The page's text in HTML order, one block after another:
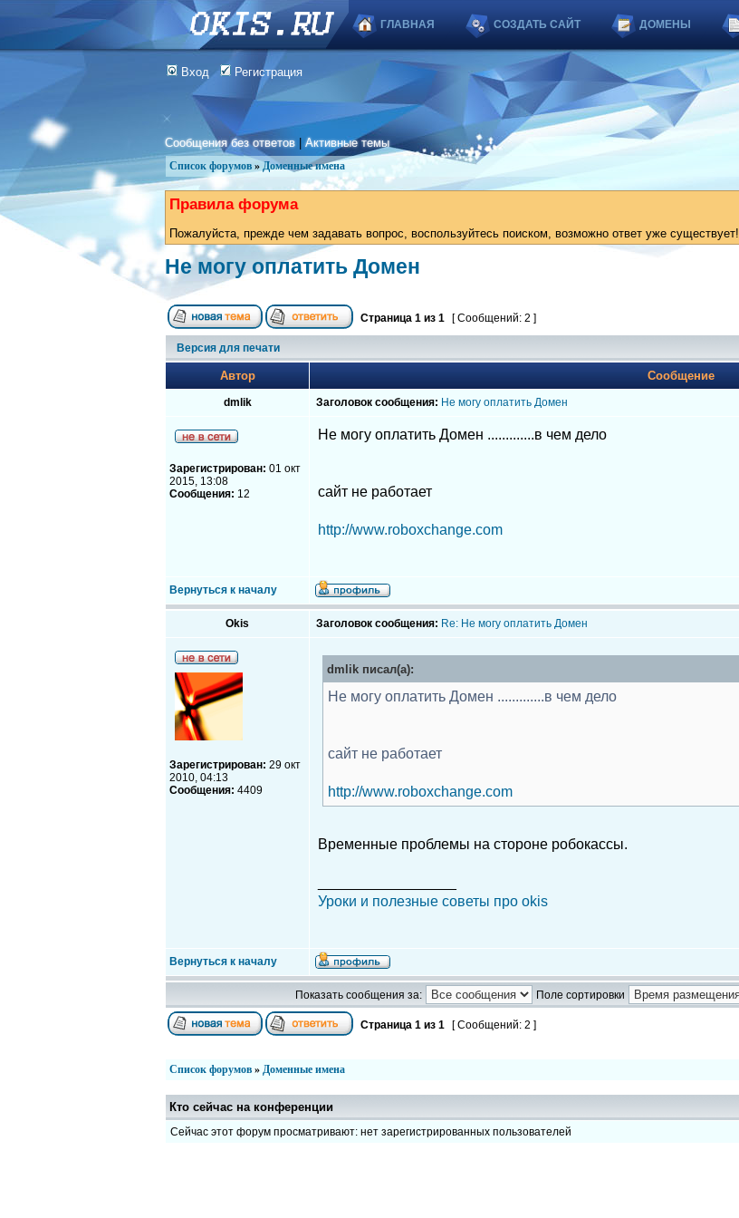
ГЛАВНАЯ СОЗДАТЬ САЙТ ДОМЕНЫ
Вход Регистрация
Сообщения без ответов |Активные темы
Список форумов » Доменные имена
Правила форума
Пожалуйста, прежде чем задавать вопрос, воспользуйтесь поиском, возможно ответ уже существует!
Не могу оплатить Домен
Страница 1 из 1 [ Сообщений: 2 ]
Версия для печати
Автор Сообщение
dmlik Заголовок сообщения: Не могу оплатить Домен
Зарегистрирован: 01 окт
2015, 13:08
Сообщения: 12
Не могу оплатить Домен .............в чем дело
сайт не работает
http://www.roboxchange.com
Вернуться к началу
Okis Заголовок сообщения: Re: Не могу оплатить Домен
Зарегистрирован: 29 окт
2010, 04:13
Сообщения: 4409
dmlik писал(а):
Не могу оплатить Домен .............в чем дело
сайт не работает
http://www.roboxchange.com
Временные проблемы на стороне робокассы.
Уроки и полезные советы про okis
Вернуться к началу
Показать сообщения за: Поле сортировки
Страница 1 из 1 [ Сообщений: 2 ]
Список форумов » Доменные имена
Кто сейчас на конференции
Сейчас этот форум просматривают: нет зарегистрированных пользователей